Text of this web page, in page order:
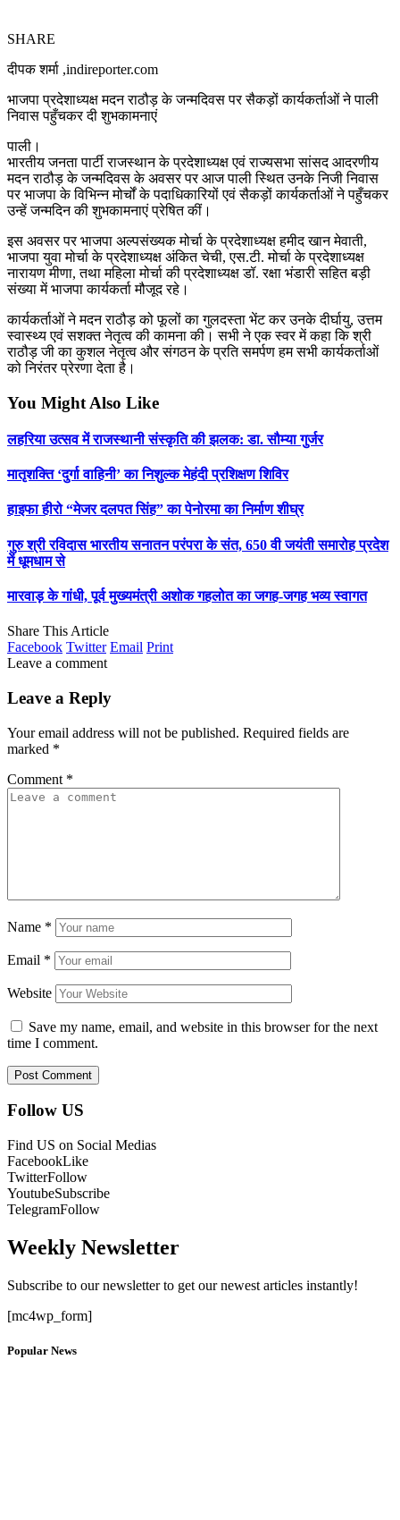
SHARE
दीपक शर्मा ,indireporter.com
भाजपा प्रदेशाध्यक्ष मदन राठौड़ के जन्मदिवस पर सैकड़ों कार्यकर्ताओं ने पाली
निवास पहुँचकर दी शुभकामनाएं
पाली।
भारतीय जनता पार्टी राजस्थान के प्रदेशाध्यक्ष एवं राज्यसभा सांसद आदरणीय
मदन राठौड़ के जन्मदिवस के अवसर पर आज पाली स्थित उनके निजी निवास
पर भाजपा के विभिन्न मोर्चों के पदाधिकारियों एवं सैकड़ों कार्यकर्ताओं ने पहुँचकर
उन्हें जन्मदिन की शुभकामनाएं प्रेषित कीं।
इस अवसर पर भाजपा अल्पसंख्यक मोर्चा के प्रदेशाध्यक्ष हमीद खान मेवाती,
भाजपा युवा मोर्चा के प्रदेशाध्यक्ष अंकित चेची, एस.टी. मोर्चा के प्रदेशाध्यक्ष
नारायण मीणा, तथा महिला मोर्चा की प्रदेशाध्यक्ष डॉ. रक्षा भंडारी सहित बड़ी
संख्या में भाजपा कार्यकर्ता मौजूद रहे।
कार्यकर्ताओं ने मदन राठौड़ को फूलों का गुलदस्ता भेंट कर उनके दीर्घायु, उत्तम
स्वास्थ्य एवं सशक्त नेतृत्व की कामना की। सभी ने एक स्वर में कहा कि श्री
राठौड़ जी का कुशल नेतृत्व और संगठन के प्रति समर्पण हम सभी कार्यकर्ताओं
को निरंतर प्रेरणा देता है।
You Might Also Like
लहरिया उत्सव में राजस्थानी संस्कृति की झलक: डा. सौम्या गुर्जर
मातृशक्ति ‘दुर्गा वाहिनी’ का निशुल्क मेहंदी प्रशिक्षण शिविर
हाइफा हीरो “मेजर दलपत सिंह” का पेनोरमा का निर्माण शीघ्र
गुरु श्री रविदास भारतीय सनातन परंपरा के संत, 650 वी जयंती समारोह प्रदेश
में धूमधाम से
मारवाड़ के गांधी, पूर्व मुख्यमंत्री अशोक गहलोत का जगह-जगह भव्य स्वागत
Share This Article
Facebook Twitter Email Print
Leave a comment
Leave a Reply
Your email address will not be published. Required fields are
marked *
Comment *
Name *
Email *
Website
Save my name, email, and website in this browser for the next
time I comment.
Follow US
Find US on Social Medias
FacebookLike
TwitterFollow
YoutubeSubscribe
TelegramFollow
Weekly Newsletter
Subscribe to our newsletter to get our newest articles instantly!
[mc4wp_form]
Popular News